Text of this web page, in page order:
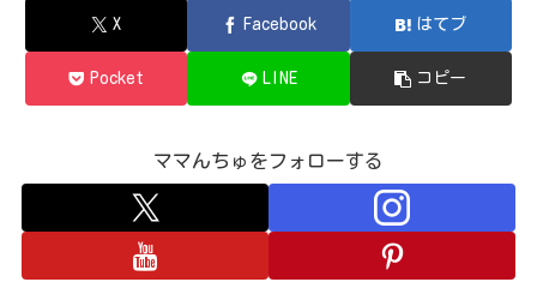
X Facebook はてブ
Pocket LINE コピー
ママんちゅをフォローする